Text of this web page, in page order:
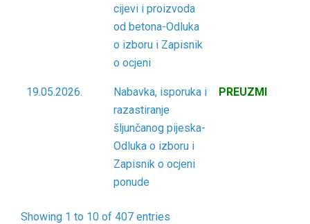
cijevi i proizvoda
od betona-Odluka
o izboru i Zapisnik
o ocjeni
19.05.2026.
Nabavka, isporuka i
razastiranje
šljunčanog pijeska-
Odluka o izboru i
Zapisnik o ocjeni
ponude
PREUZMI
Showing 1 to 10 of 407 entries